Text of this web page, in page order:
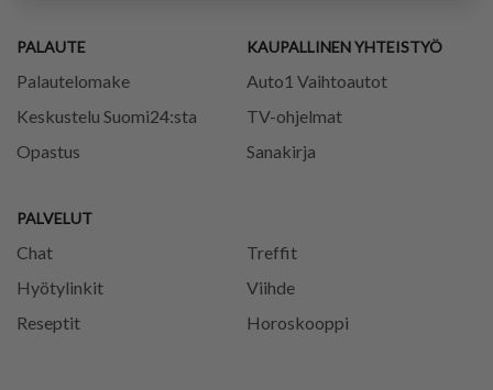
PALAUTE
Palautelomake
Keskustelu Suomi24:sta
Opastus
PALVELUT
Chat
Treffit
Hyötylinkit
Viihde
Reseptit
Horoskooppi
KAUPALLINEN YHTEISTYÖ
Auto1 Vaihtoautot
TV-ohjelmat
Sanakirja